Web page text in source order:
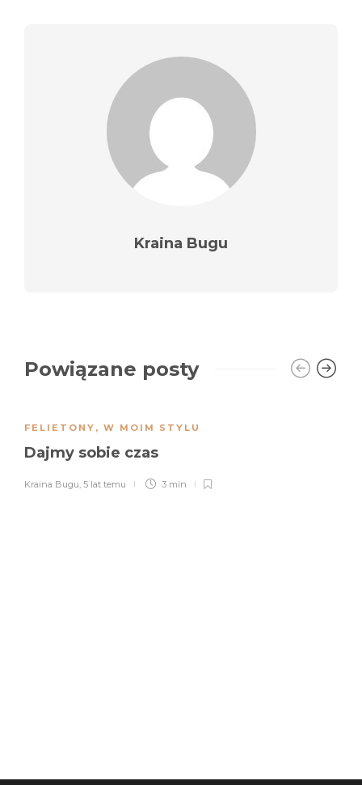
Kraina Bugu
Powiązane posty
FELIETONY , W MOIM STYLU
Dajmy sobie czas
Kraina Bugu 5 lat temu 3 min